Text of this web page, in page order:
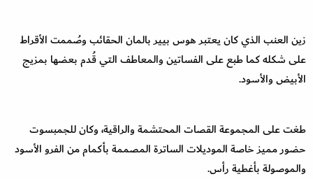
زين العنب الذي كان يعتبر هوس بيير بالمان الحقائب وصُممت الأقراط
على شكله كما طبع على الفساتين والمعاطف التي قُدم بعضها بمزيج
الأبيض والأسود.
طغت على المجموعة القصات المحتشمة والراقية، وكان للجمبسوت
حضور مميز خاصة الموديلات الساترة المصممة بأكمام من الفرو الأسود
والموصولة بأغطية رأس.